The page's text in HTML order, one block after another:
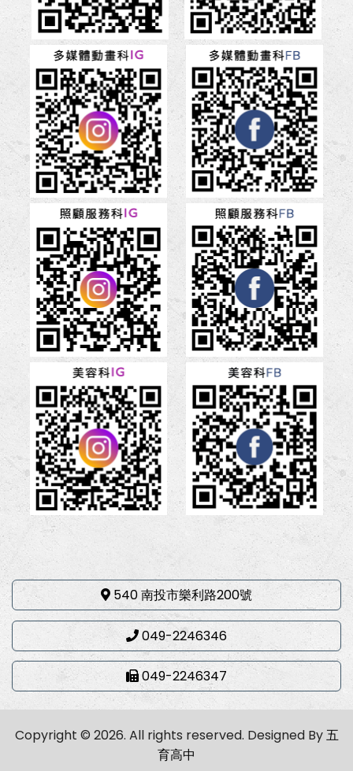
540 南投市樂利路200號
049-2246346
049-2246347
Copyright © 2026. All rights reserved. Designed By五
育高中